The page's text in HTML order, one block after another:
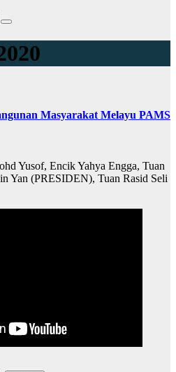
Masyarakat Melayu PAMS
Yusof, Encik Yahya Engga, Tuan
Yan (PRESIDEN), Tuan Rasid Seli